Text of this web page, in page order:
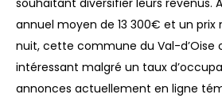
souhaitant diversifier leurs revenus.
annuel moyen de 13 300€ et un prix
nuit, cette commune du Val-d’Oise
intéressant malgré un taux
annonces actuellement en ligne